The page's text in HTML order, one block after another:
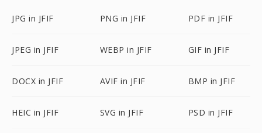
JPG in JFIF PNG in JFIF PDF in JFIF
JPEG in JFIF WEBP in JFIF GIF in JFIF
DOCX in JFIF AVIF in JFIF BMP in JFIF
HEIC in JFIF SVG in JFIF PSD in JFIF